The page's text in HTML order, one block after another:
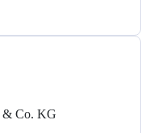
Co. KG